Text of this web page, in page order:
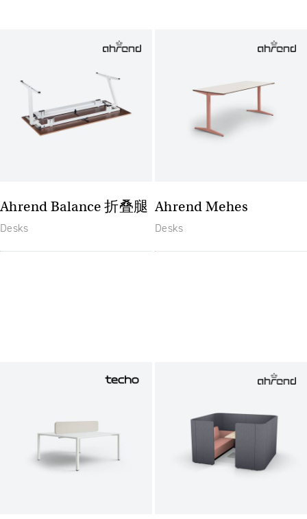
Ahrend Balance 折叠腿
Desks
Ahrend Mehes
Desks